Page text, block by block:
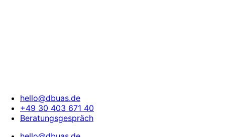
hello@dbuas.de
+49 30 403 671 40
Beratungsgespräch